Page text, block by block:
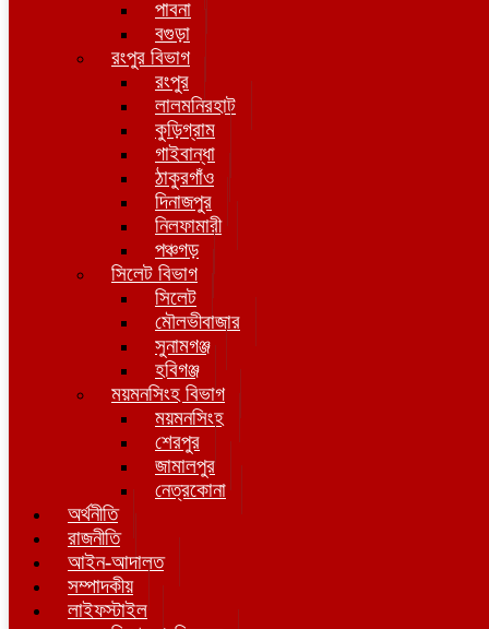
পাবনা
বগুড়া
রংপুর বিভাগ
রংপুর
লালমনিরহাট
কুড়িগ্রাম
গাইবান্ধা
ঠাকুরগাঁও
দিনাজপুর
নিলফামারী
পঞ্চগড়
সিলেট বিভাগ
সিলেট
মৌলভীবাজার
সুনামগঞ্জ
হবিগঞ্জ
ময়মনসিংহ বিভাগ
ময়মনসিংহ
শেরপুর
জামালপুর
নেত্রকোনা
অর্থনীতি
রাজনীতি
আইন-আদালত
সম্পাদকীয়
লাইফস্টাইল